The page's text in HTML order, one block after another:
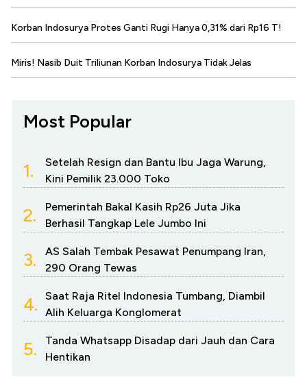
Korban Indosurya Protes Ganti Rugi Hanya 0,31% dari Rp16 T!
Miris! Nasib Duit Triliunan Korban Indosurya Tidak Jelas
Most Popular
1.
Setelah Resign dan Bantu Ibu Jaga Warung,
Kini Pemilik 23.000 Toko
2.
Pemerintah Bakal Kasih Rp26 Juta Jika
Berhasil Tangkap Lele Jumbo Ini
3.
AS Salah Tembak Pesawat Penumpang Iran,
290 Orang Tewas
4.
Saat Raja Ritel Indonesia Tumbang, Diambil
Alih Keluarga Konglomerat
5.
Tanda Whatsapp Disadap dari Jauh dan Cara
Hentikan